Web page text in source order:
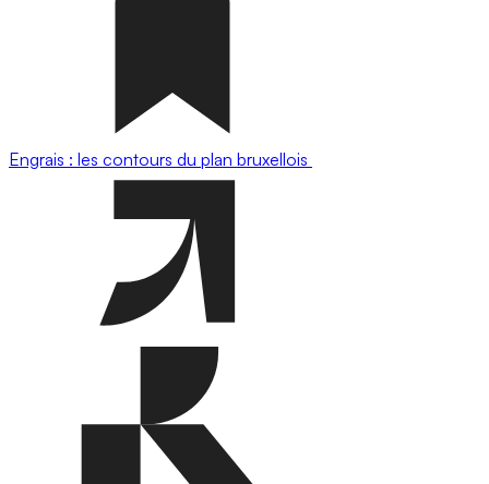
Engrais : les contours du plan bruxellois